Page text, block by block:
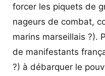
forcer les piquets de
nageurs de combat,
marins marseillais ?).
de manifestants
?) à débarquer le